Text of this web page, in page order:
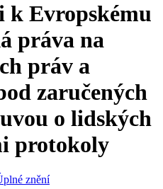
k Evropskému
práva na
práv a
zaručených
o lidských
protokoly
znění